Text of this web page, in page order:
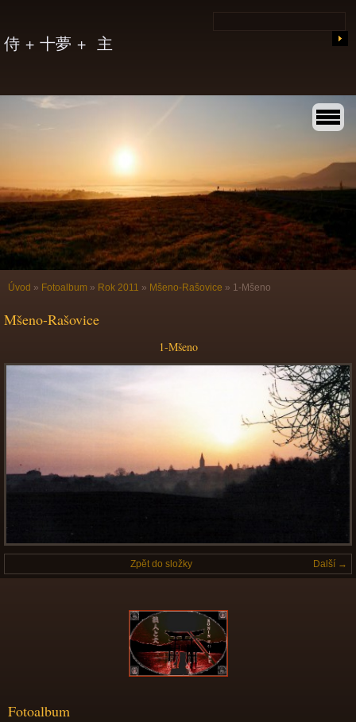
侍 + 十夢 + 主
Úvod » Fotoalbum » Rok 2011 » Mšeno-Rašovice » 1-Mšeno
Mšeno-Rašovice
1-Mšeno
Další →
Zpět do složky
Fotoalbum